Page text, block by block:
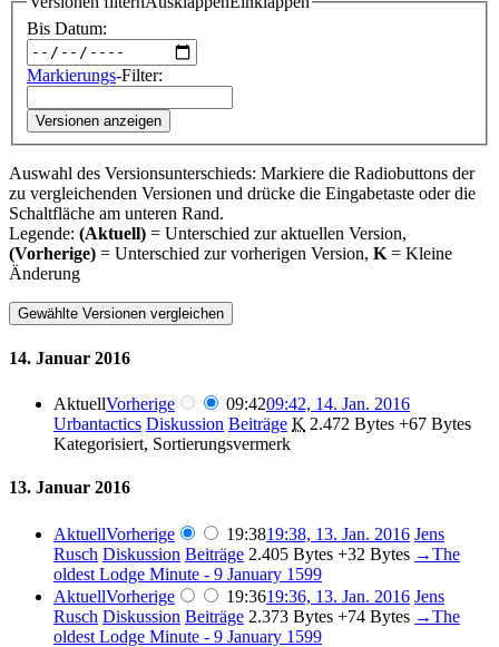
Bis Datum:
Markierungs-Filter:
Versionen anzeigen
Auswahl des Versionsunterschieds: Markiere die Radiobuttons der
zu vergleichenden Versionen und drücke die Eingabetaste oder die
Schaltfläche am unteren Rand.
Legende: (Aktuell) = Unterschied zur aktuellen Version,
(Vorherige) = Unterschied zur vorherigen Version, K = Kleine
Änderung
14. Januar 2016
AktuellVorherige 09:4209:42, 14. Jan. 2016
Urbantactics Diskussion Beiträge K 2.472 Bytes +67 Bytes
Kategorisiert, Sortierungsvermerk
13. Januar 2016
AktuellVorherige 19:3819:38, 13. Jan. 2016 Jens
Rusch Diskussion Beiträge 2.405 Bytes +32 Bytes →‎The
oldest Lodge Minute - 9 January 1599
AktuellVorherige 19:3619:36, 13. Jan. 2016 Jens
Rusch Diskussion Beiträge 2.373 Bytes +74 Bytes →‎The
oldest Lodge Minute - 9 January 1599